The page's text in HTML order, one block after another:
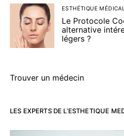
ESTHÉTIQUE
Le Protocole
alternative
légers ?
Trouver un médecin
LES EXPERTS DE L’ESTHETIQUE